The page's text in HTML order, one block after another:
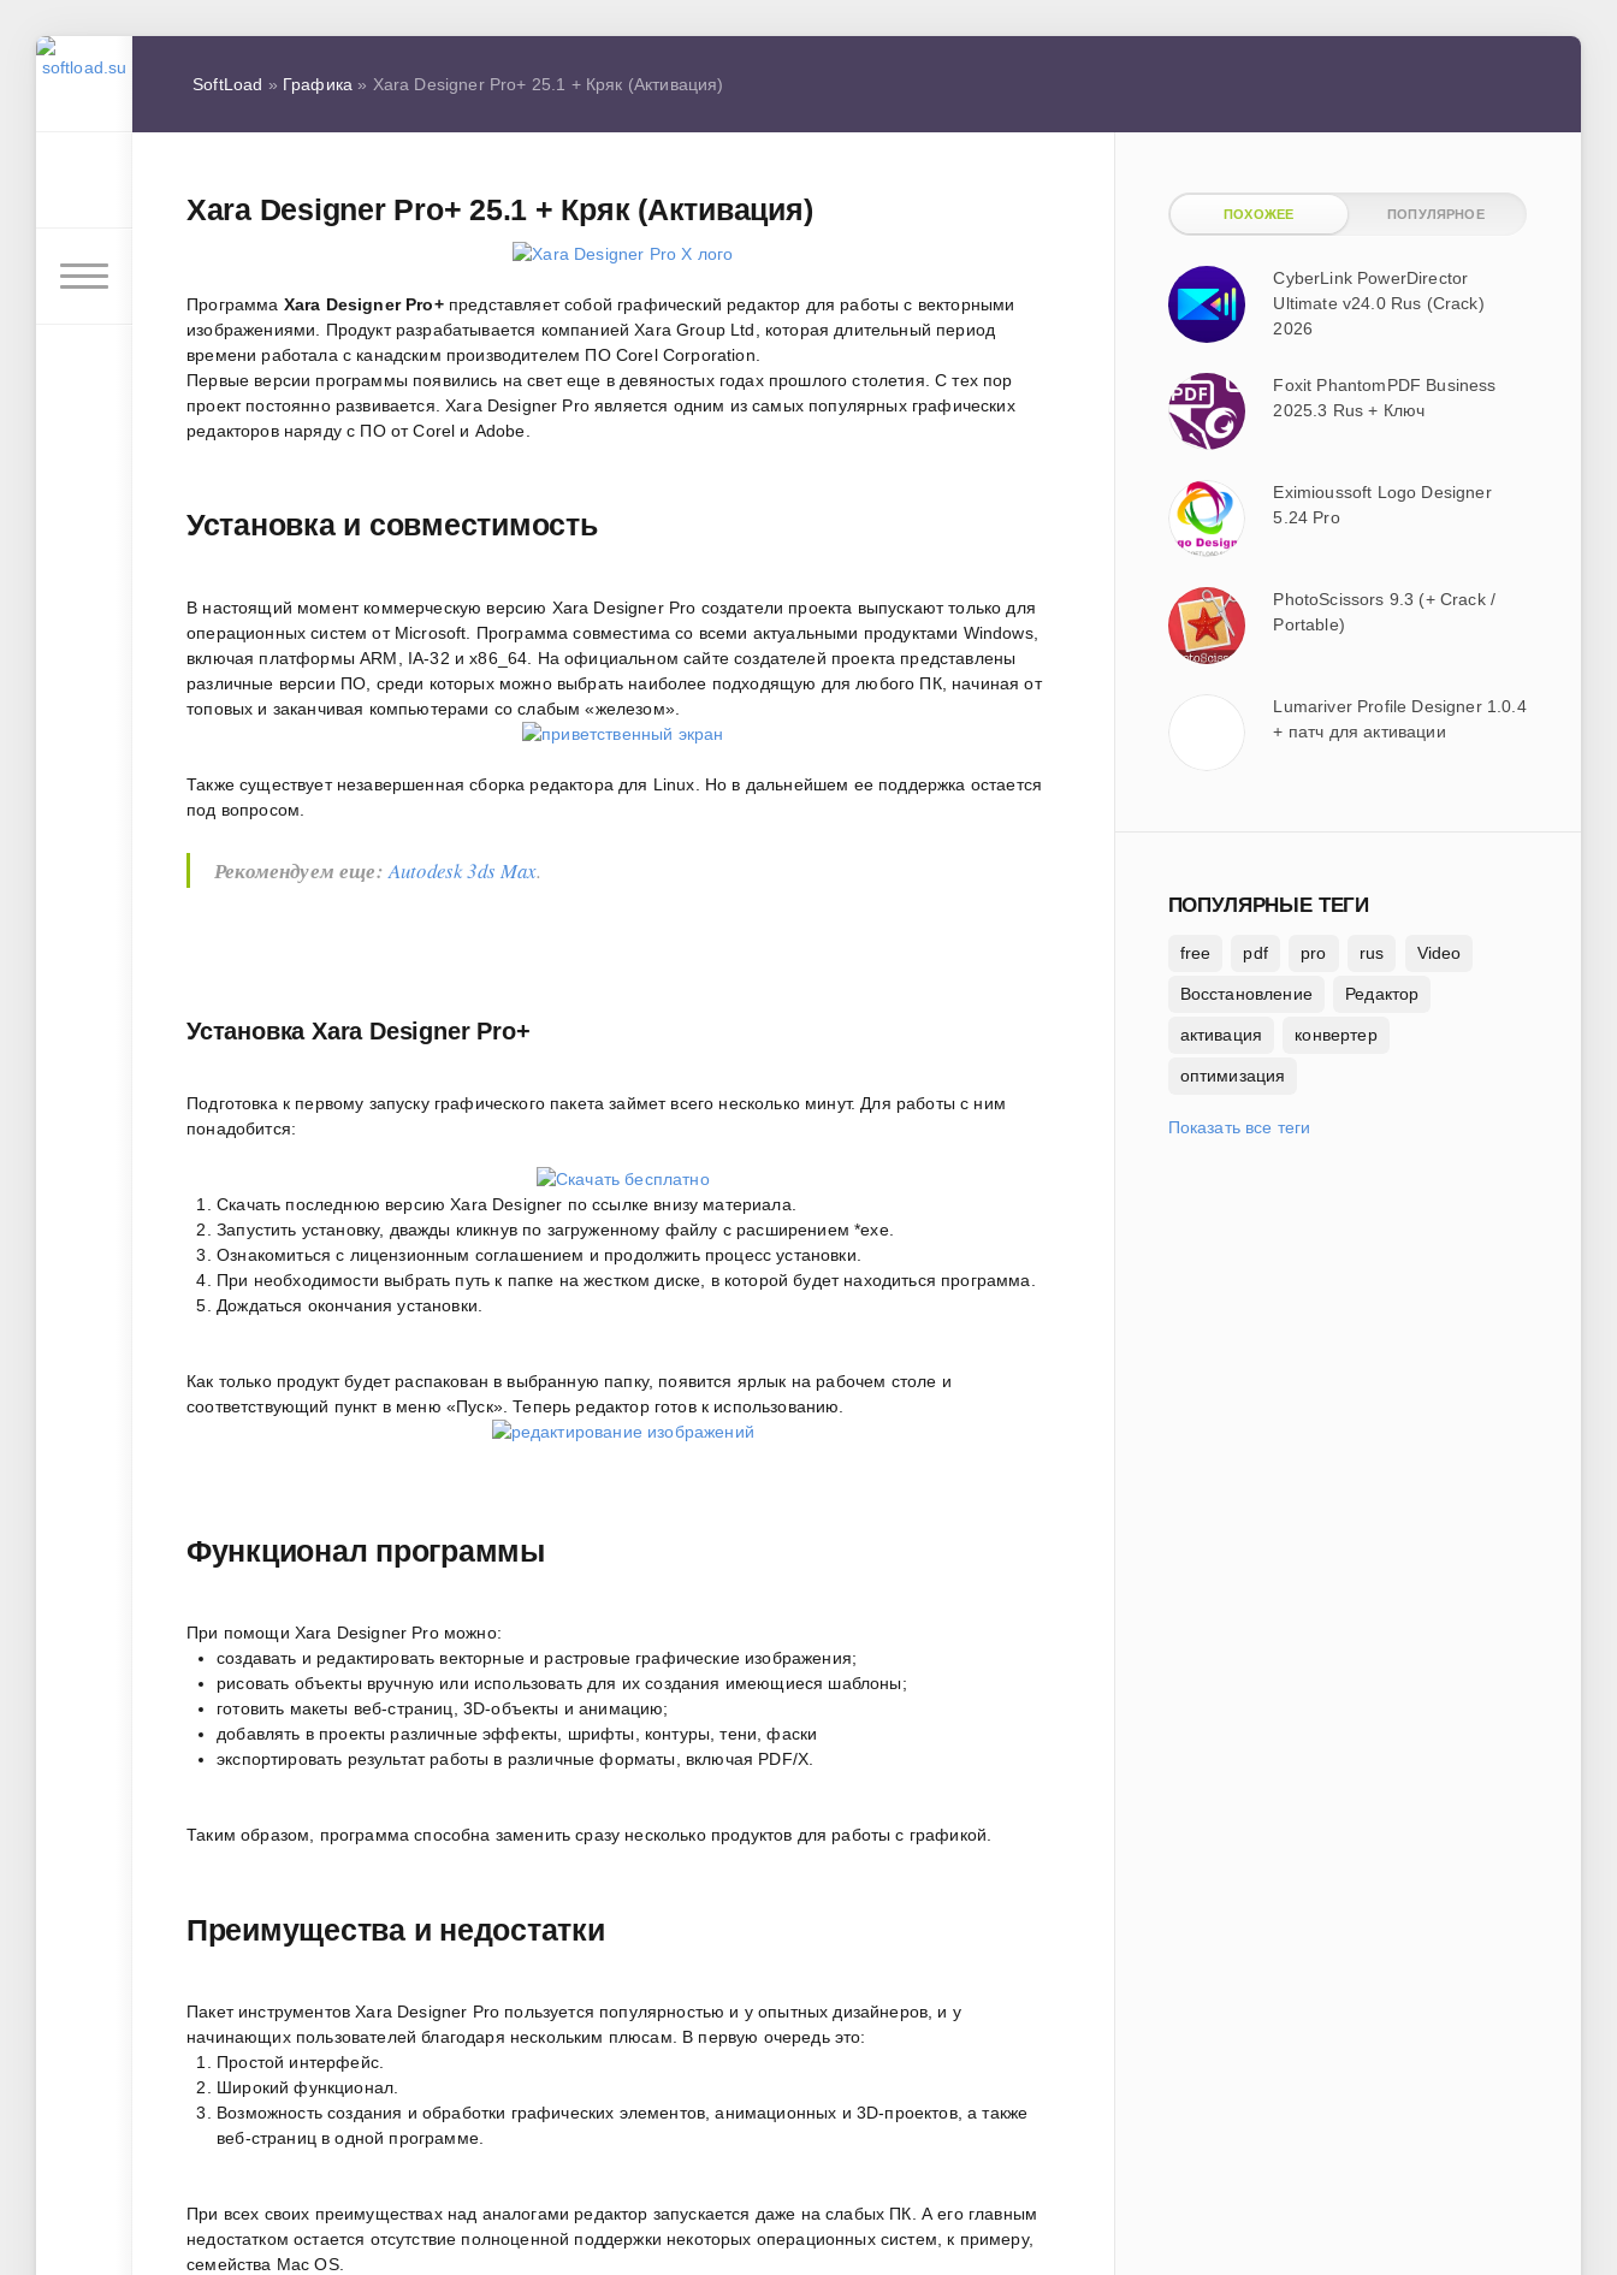
SoftLoad » Графика » Xara Designer Pro+ 25.1 + Кряк (Активация)
Xara Designer Pro+ 25.1 + Кряк (Активация)
Программа Xara Designer Pro+представляет собой графический редактор для работы с векторными
изображениями. Продукт разрабатывается компанией Xara Group Ltd, которая длительный период
времени работала с канадским производителем ПО Corel Corporation.
Первые версии программы появились на свет еще в девяностых годах прошлого столетия. С тех пор
проект постоянно развивается. Xara Designer Pro является одним из самых популярных графических
редакторов наряду с ПО от Corel и Adobe.
Установка и совместимость
В настоящий момент коммерческую версию Xara Designer Pro создатели проекта выпускают только для
операционных систем от Microsoft. Программа совместима со всеми актуальными продуктами Windows,
включая платформы ARM, IA-32 и x86_64. На официальном сайте создателей проекта представлены
различные версии ПО, среди которых можно выбрать наиболее подходящую для любого ПК, начиная от
топовых и заканчивая компьютерами со слабым «железом».
Также существует незавершенная сборка редактора для Linux. Но в дальнейшем ее поддержка остается
под вопросом.
Рекомендуем еще: Autodesk 3ds Max.
Установка Xara Designer Pro+
Подготовка к первому запуску графического пакета займет всего несколько минут. Для работы с ним
понадобится:
Скачать последнюю версию Xara Designer по ссылке внизу материала.
Запустить установку, дважды кликнув по загруженному файлу с расширением *exe.
Ознакомиться с лицензионным соглашением и продолжить процесс установки.
При необходимости выбрать путь к папке на жестком диске, в которой будет находиться программа.
Дождаться окончания установки.
Как только продукт будет распакован в выбранную папку, появится ярлык на рабочем столе и
соответствующий пункт в меню «Пуск». Теперь редактор готов к использованию.
Функционал программы
При помощи Xara Designer Pro можно:
создавать и редактировать векторные и растровые графические изображения;
рисовать объекты вручную или использовать для их создания имеющиеся шаблоны;
готовить макеты веб-страниц, 3D-объекты и анимацию;
добавлять в проекты различные эффекты, шрифты, контуры, тени, фаски
экспортировать результат работы в различные форматы, включая PDF/X.
Таким образом, программа способна заменить сразу несколько продуктов для работы с графикой.
Преимущества и недостатки
Пакет инструментов Xara Designer Pro пользуется популярностью и у опытных дизайнеров, и у
начинающих пользователей благодаря нескольким плюсам. В первую очередь это:
Простой интерфейс.
Широкий функционал.
Возможность создания и обработки графических элементов, анимационных и 3D-проектов, а также
веб-страниц в одной программе.
При всех своих преимуществах над аналогами редактор запускается даже на слабых ПК. А его главным
недостатком остается отсутствие полноценной поддержки некоторых операционных систем, к примеру,
семейства Mac OS.
ПОХОЖЕЕ ПОПУЛЯРНОЕ
CyberLink PowerDirector
Ultimate v24.0 Rus (Crack)
2026
Foxit PhantomPDF Business
2025.3 Rus + Ключ
Eximioussoft Logo Designer
5.24 Pro
PhotoScissors 9.3 (+ Crack /
Portable)
Lumariver Profile Designer 1.0.4
+ патч для активации
ПОПУЛЯРНЫЕ ТЕГИ
free pdf pro rus Video
Восстановление Редактор
активация конвертер
оптимизация
Показать все теги